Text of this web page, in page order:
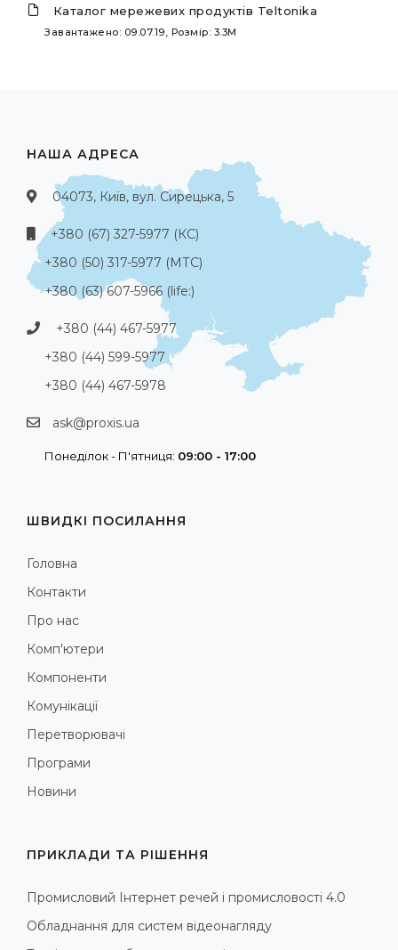
Каталог мережевих продуктів Teltonika
Завантажено: 09.07.19, Розмір: 3.3M
НАША АДРЕСА
04073, Київ, вул. Сирецька, 5
+380 (67) 327-5977 (КС)
+380 (50) 317-5977 (МТС)
+380 (63) 607-5966 (life:)
+380 (44) 467-5977
+380 (44) 599-5977
+380 (44) 467-5978
ask@proxis.ua
Понеділок - П'ятниця: 09:00 - 17:00
ШВИДКІ ПОСИЛАННЯ
Головна
Контакти
Про нас
Комп'ютери
Компоненти
Комунікації
Перетворювачі
Програми
Новини
ПРИКЛАДИ ТА РІШЕННЯ
Промисловий Інтернет речей і промисловості 4.0
Обладнання для систем відеонагляду